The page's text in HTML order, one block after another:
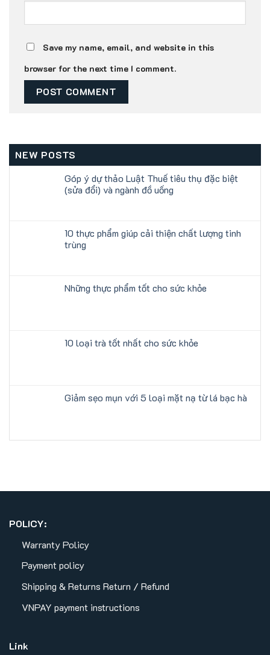
Save my name, email, and website in this
browser for the next time I comment.
NEW POSTS
Góp ý dự thảo Luật Thuế tiêu thụ đặc biệt
(sửa đổi) và ngành đồ uống
10 thực phẩm giúp cải thiện chất lượng tinh
trùng
Những thực phẩm tốt cho sức khỏe
10 loại trà tốt nhất cho sức khỏe
Giảm sẹo mụn với 5 loại mặt nạ từ lá bạc hà
POLICY:
Warranty Policy
Payment policy
Shipping & Returns Return / Refund
VNPAY payment instructions
Link